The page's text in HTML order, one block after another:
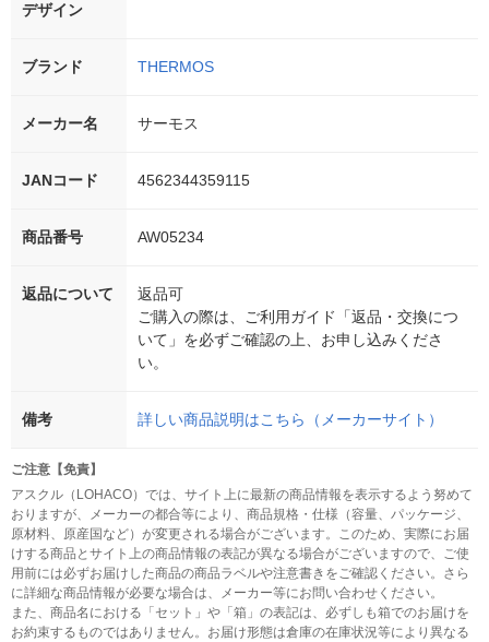
デザイン
ブランド THERMOS
メーカー名 サーモス
JANコード 4562344359115
商品番号 AW05234
返品について
返品可
ご購入の際は、ご利用ガイド「返品・交換につ
いて」を必ずご確認の上、お申し込みくださ
い。
備考 詳しい商品説明はこちら（メーカーサイト）
ご注意【免責】
アスクル（LOHACO）では、サイト上に最新の商品情報を表示するよう努めて
おりますが、メーカーの都合等により、商品規格・仕様（容量、パッケージ、
原材料、原産国など）が変更される場合がございます。このため、実際にお届
けする商品とサイト上の商品情報の表記が異なる場合がございますので、ご使
用前には必ずお届けした商品の商品ラベルや注意書きをご確認ください。さら
に詳細な商品情報が必要な場合は、メーカー等にお問い合わせください。
また、商品名における「セット」や「箱」の表記は、必ずしも箱でのお届けを
お約束するものではありません。お届け形態は倉庫の在庫状況等により異なる